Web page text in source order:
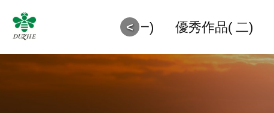
<
作品 優秀作品(一) 優秀作品( 二)